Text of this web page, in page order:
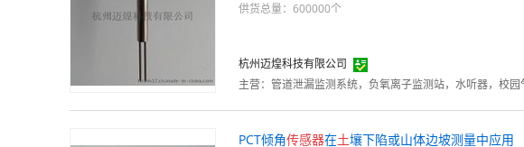
供货总量：600000个
杭州迈煌科技有限公司
主营：
PCT倾角传感器在土壤下陷或山体边坡测量中应用